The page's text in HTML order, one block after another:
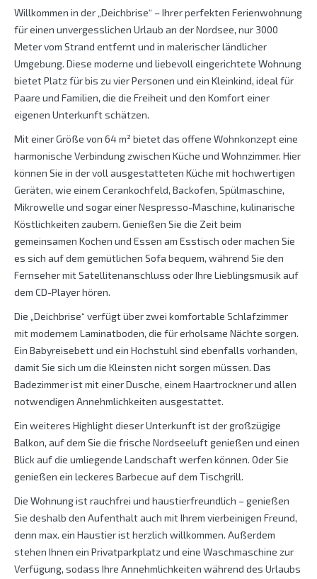
Willkommen in der „Deichbrise“ – Ihrer perfekten Ferienwohnung
für einen unvergesslichen Urlaub an der Nordsee, nur 3000
Meter vom Strand entfernt und in malerischer ländlicher
Umgebung. Diese moderne und liebevoll eingerichtete Wohnung
bietet Platz für bis zu vier Personen und ein Kleinkind, ideal für
Paare und Familien, die die Freiheit und den Komfort einer
eigenen Unterkunft schätzen.
Mit einer Größe von 64 m² bietet das offene Wohnkonzept eine
harmonische Verbindung zwischen Küche und Wohnzimmer. Hier
können Sie in der voll ausgestatteten Küche mit hochwertigen
Geräten, wie einem Cerankochfeld, Backofen, Spülmaschine,
Mikrowelle und sogar einer Nespresso-Maschine, kulinarische
Köstlichkeiten zaubern. Genießen Sie die Zeit beim
gemeinsamen Kochen und Essen am Esstisch oder machen Sie
es sich auf dem gemütlichen Sofa bequem, während Sie den
Fernseher mit Satellitenanschluss oder Ihre Lieblingsmusik auf
dem CD-Player hören.
Die „Deichbrise“ verfügt über zwei komfortable Schlafzimmer
mit modernem Laminatboden, die für erholsame Nächte sorgen.
Ein Babyreisebett und ein Hochstuhl sind ebenfalls vorhanden,
damit Sie sich um die Kleinsten nicht sorgen müssen. Das
Badezimmer ist mit einer Dusche, einem Haartrockner und allen
notwendigen Annehmlichkeiten ausgestattet.
Ein weiteres Highlight dieser Unterkunft ist der großzügige
Balkon, auf dem Sie die frische Nordseeluft genießen und einen
Blick auf die umliegende Landschaft werfen können. Oder Sie
genießen ein leckeres Barbecue auf dem Tischgrill.
Die Wohnung ist rauchfrei und haustierfreundlich – genießen
Sie deshalb den Aufenthalt auch mit Ihrem vierbeinigen Freund,
denn max. ein Haustier ist herzlich willkommen. Außerdem
stehen Ihnen ein Privatparkplatz und eine Waschmaschine zur
Verfügung, sodass Ihre Annehmlichkeiten während des Urlaubs